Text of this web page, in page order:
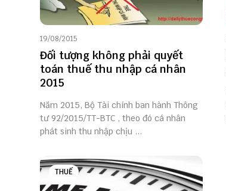
19/08/2015
Đối tượng không phải quyết
toán thuế thu nhập cá nhân
2015
Năm 2015, Bộ Tài chính ban hành Thông
tư 92/2015/TT-BTC , theo đó cá nhân
phát sinh thu nhập chịu ...
THUẾ